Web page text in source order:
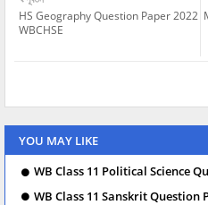
HS Geography Question Paper 2022
WBCHSE
YOU MAY LIKE
WB Class 11 Political Science
WB Class 11 Sanskrit Question